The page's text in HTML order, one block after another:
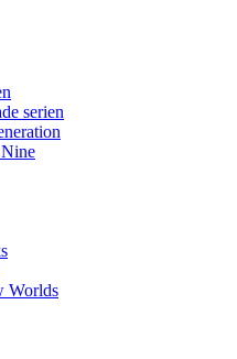
serien
Worlds